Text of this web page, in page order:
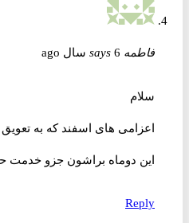
فاطمه says 6 سال ago
سلام
اعزامی های اسفند که به تعویق
این دوماه براشون جزو خدمت
Reply